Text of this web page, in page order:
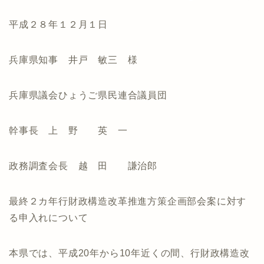
平成２８年１２月１日
兵庫県知事 井戸 敏三 様
兵庫県議会ひょうご県民連合議員団
幹事長 上 野 英 一
政務調査会長 越 田 謙治郎
最終２カ年行財政構造改革推進方策企画部会案に対す
る申入れについて
本県では、平成20年から10年近くの間、行財政構造改